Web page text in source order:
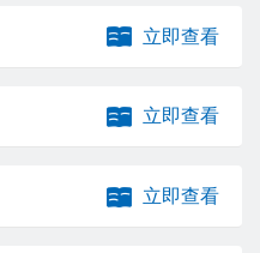
立即查看
立即查看
立即查看